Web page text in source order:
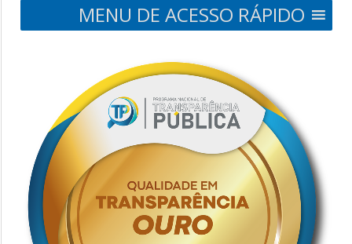
MENU DE ACESSO RÁPIDO